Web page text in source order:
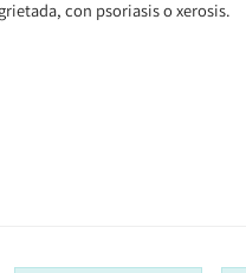
con psoriasis o xerosis.